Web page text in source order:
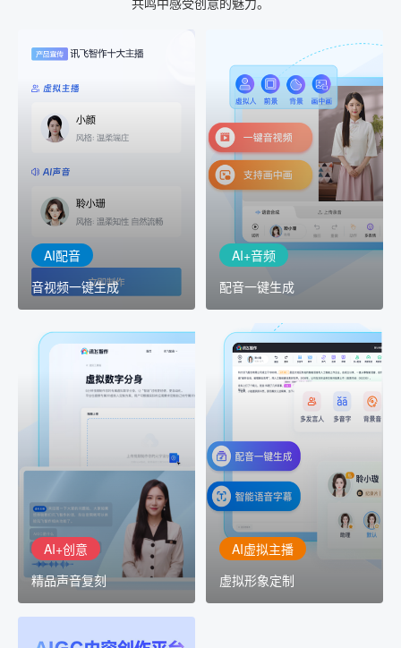
AI配音
音视频一键生成
AI配音
音视频一键生成
室"中输入文本或录音，一
出
AI+音频
配音一键生成
AI+音频
配音一键生成
AI+音频：基于全球领先的
TTS能力打造的AI音频制作
工具，输入文本、选择发
音人即可一键生成专业音
AI+创意
精品声音复刻
AI+创意
精品声音复刻
AI+创意：AIGC 能力集中
展示窗口，体验 AIGC 给
生活和生产带来的改变
AI虚拟主播
虚拟形象定制
讯飞智作：让每一个内容
创作者高效生产灵活定制